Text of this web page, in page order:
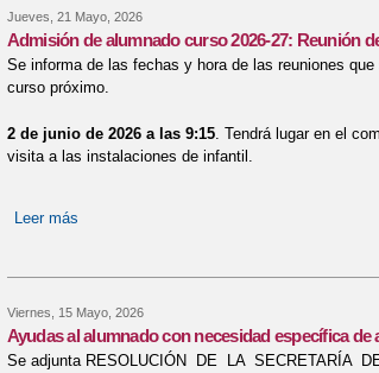
Jueves, 21 Mayo, 2026
Admisión de alumnado curso 2026-27: Reunión
Se informa de las fechas y hora de las reuniones
curso próximo.
2 de junio de 2026 a las 9:15. Tendrá lugar en el
visita a las instalaciones de infantil.
Leer más
Viernes, 15 Mayo, 2026
Ayudas al alumnado con necesidad específica de
Se adjunta RESOLUCIÓN DE LA SECRETARÍA